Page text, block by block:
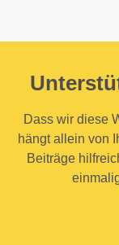
Dass wir diese
hängt allein von
Beiträge